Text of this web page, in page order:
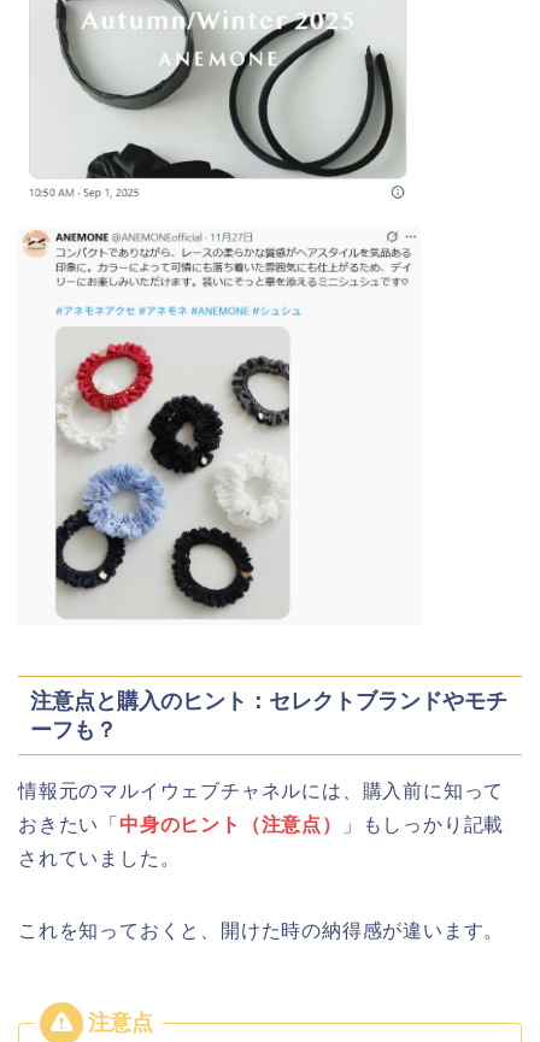
注意点と購入のヒント：セレクトブランドやモチ
ーフも？
情報元のマルイウェブチャネルには、購入前に知って
おきたい「 中身のヒント（注意点）
」もしっかり記載
されていました。
これを知っておくと、開けた時の納得感が違います。